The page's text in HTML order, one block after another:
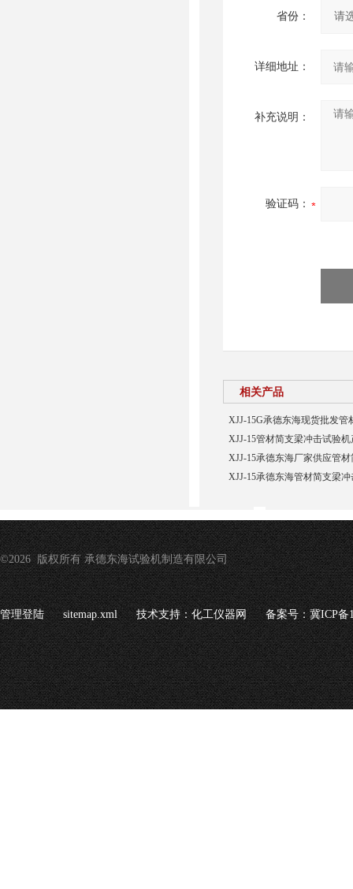
省份：
详细地址：
补充说明：
验证码：
相关产品
XJJ-15G承德东海现货批发管
XJJ-15管材简支梁冲击试验
XJJ-15承德东海厂家供应管
XJJ-15承德东海管材简支梁
©2026 版权所有 承德东海试验机制造有限公司
管理登陆 sitemap.xml 技术支持：化工仪器网 备案号：冀ICP备